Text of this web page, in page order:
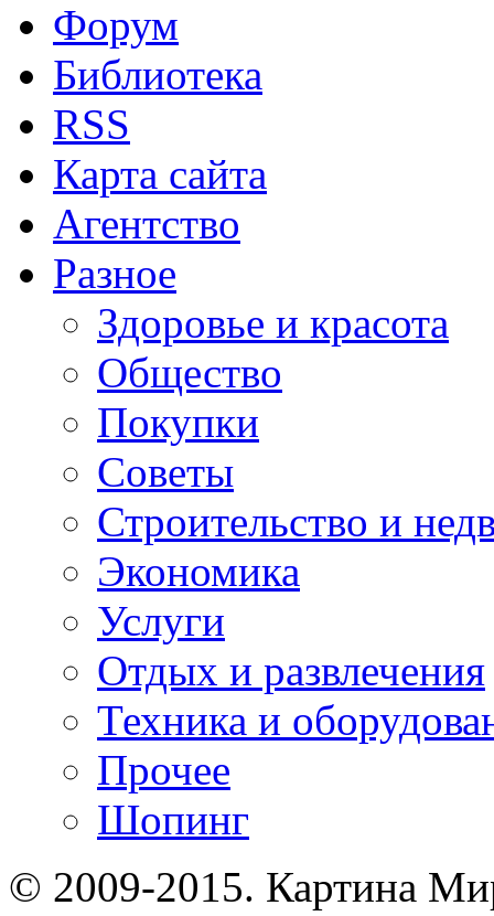
Форум
Библиотека
RSS
Карта сайта
Агентство
Разное
Здоровье и красота
Общество
Покупки
Советы
Строительство и
Экономика
Услуги
Отдых и развлечения
Техника и
Прочее
Шопинг
© 2009-2015. Картина